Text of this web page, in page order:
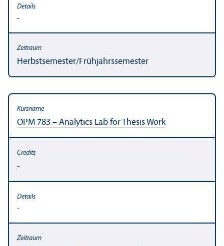
-
Herbstsemester/Frühjahrssemester
OPM 783 – Analytics Lab for Thesis Work
-
-